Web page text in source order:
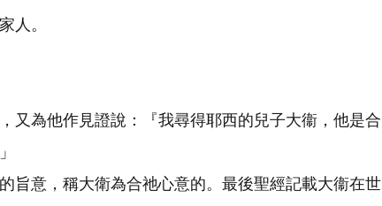
人。
又為他作見證說：『我尋得耶西的兒子大衞，他是合
旨意，稱大衛為合祂心意的。最後聖經記載大衞在世